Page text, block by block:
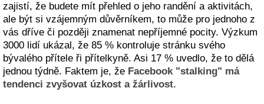
zajistí, že budete mít přehled o jeho randění a aktivitách,
ale být si vzájemným důvěrníkem, to může pro jednoho z
vás dříve či později znamenat nepříjemné pocity. Výzkum
3000 lidí ukázal, že 85 % kontroluje stránku svého
bývalého přítele ři přítelkyně. Asi 17 % uvedlo, že to dělá
jednou týdně. Faktem je, že Facebook "stalking" má
tendenci zvyšovat úzkost a žárlivost.